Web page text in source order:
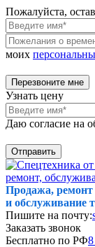
Пожалуйста,
моих
Перезвоните мне
Узнать цену
Даю согласие на
Отправить
Продажа, ремонт
и обслуживание
Пишите на почту:
Заказать звонок
Бесплатно по РФ